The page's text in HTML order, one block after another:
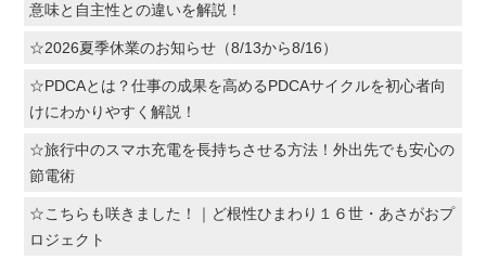
意味と自主性との違いを解説！
☆2026夏季休業のお知らせ（8/13から8/16）
☆PDCAとは？仕事の成果を高めるPDCAサイクルを初心者向
けにわかりやすく解説！
☆旅行中のスマホ充電を長持ちさせる方法！外出先でも安心の
節電術
☆こちらも咲きました！｜ど根性ひまわり１６世・あさがおプ
ロジェクト